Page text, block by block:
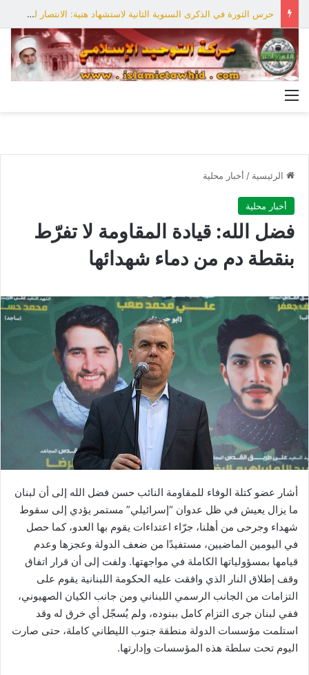
حرس الثورة في الذكرى السنوية الثانية لاستشهاد هنية: الانتصار لفلسطين أقرب
الرئيسية / أخبار محلية
أخبار محلية
فضل الله: قيادة المقاومة لا تفرّط
بنقطة دم من دماء شهدائها
أشار عضو كتلة الوفاء للمقاومة النائب حسن فضل الله إلى أن لبنان
ما يزال يعيش في ظل عدوان “إسرائيلي” ‏مستمر يؤدي إلى سقوط
شهداء وجرحى من أهلنا، جرّاء اعتداءات يقوم بها العدو، كما حصل
في اليومين ‏الماضيين، مستفيدًا من ضعف الدولة وعجزها وعدم
قيامها بمسؤولياتها الكاملة في مواجهتها. ولفت إلى أن قرار ‏اتفاق
وقف إطلاق النار الذي وافقت عليه الحكومة اللبنانية يقوم على
التزامات من الجانب الرسمي اللبناني ‏ومن جانب الكيان الصهيوني،
ففي لبنان جرى التزام كامل ببنوده، ولم يُسجّل أي خرق له وقد
استلمت ‏مؤسسات الدولة منطقة جنوب الليطاني كاملة، حتى صارت
اليوم تحت سلطة هذه المؤسسات وإدارتها.‏